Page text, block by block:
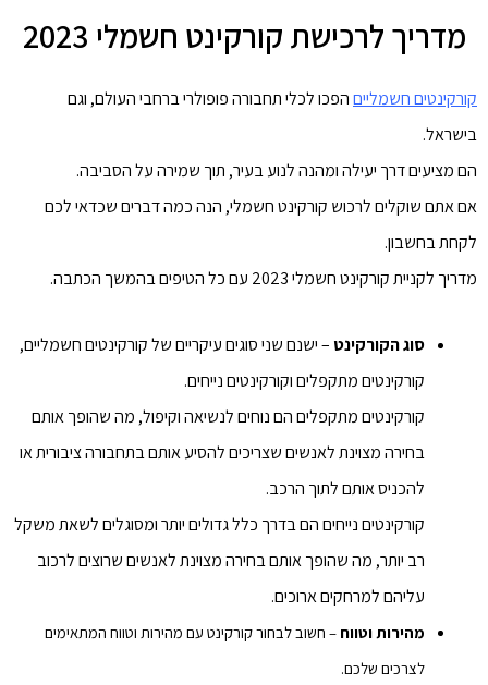
מדריך לרכישת קורקינט חשמלי 2023
קורקינטים חשמלייםהפכו לכלי תחבורה פופולרי ברחבי העולם, וגם
בישראל.
הם מציעים דרך יעילה ומהנה לנוע בעיר, תוך שמירה על הסביבה.
אם אתם שוקלים לרכוש קורקינט חשמלי, הנה כמה דברים שכדאי לכם
לקחת בחשבון.
מדריך לקניית קורקינט חשמלי 2023 עם כל הטיפים בהמשך הכתבה.
סוג הקורקינט – ישנם שני סוגים עיקריים של קורקינטים חשמליים,
קורקינטים מתקפלים וקורקינטים נייחים.
קורקינטים מתקפלים הם נוחים לנשיאה וקיפול, מה שהופך אותם
בחירה מצוינת לאנשים שצריכים להסיע אותם בתחבורה ציבורית או
להכניס אותם לתוך הרכב.
קורקינטים נייחים הם בדרך כלל גדולים יותר ומסוגלים לשאת משקל
רב יותר, מה שהופך אותם בחירה מצוינת לאנשים שרוצים לרכוב
עליהם למרחקים ארוכים.
מהירות וטווח – חשוב לבחור קורקינט עם מהירות וטווח המתאימים
לצרכים שלכם.